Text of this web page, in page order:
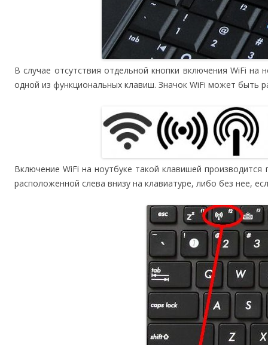
В случае отсутствия отдельной кнопки включения WiFi на
одной из функциональных клавиш. Значок WiFi может быть
Включение WiFi на ноутбуке такой клавишей
расположенной слева внизу на клавиатуре, либо без нее,